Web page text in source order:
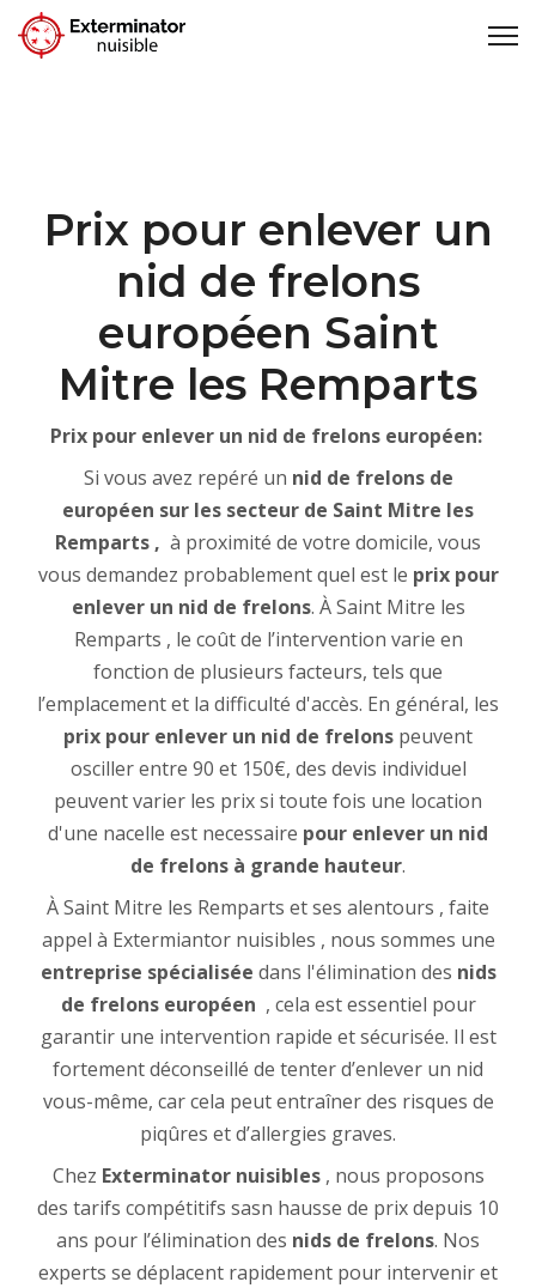
Prix pour enlever un
nid de frelons
européen Saint
Mitre les Remparts
Prix pour enlever un nid de frelons européen:
Si vous avez repéré un nid de frelons de
européen sur les secteur de Saint Mitre les
Remparts , à proximité de votre domicile, vous
vous demandez probablement quel est le prix pour
enlever un nid de frelons. À Saint Mitre les
Remparts , le coût de l’intervention varie en
fonction de plusieurs facteurs, tels que
l’emplacement et la difficulté d'accès. En général, les
prix pour enlever un nid de frelons peuvent
osciller entre 90 et 150€, des devis individuel
peuvent varier les prix si toute fois une location
d'une nacelle est necessaire pour enlever un nid
de frelons à grande hauteur.
À Saint Mitre les Remparts et ses alentours , faite
appel à Extermiantor nuisibles , nous sommes une
entreprise spécialisée dans l'élimination des nids
de frelons européen , cela est essentiel pour
garantir une intervention rapide et sécurisée. Il est
fortement déconseillé de tenter d’enlever un nid
vous-même, car cela peut entraîner des risques de
piqûres et d’allergies graves.
Chez Exterminator nuisibles, nous proposons
des tarifs compétitifs sasn hausse de prix depuis 10
ans pour l’élimination des nids de frelons. Nos
experts se déplacent rapidement pour intervenir et